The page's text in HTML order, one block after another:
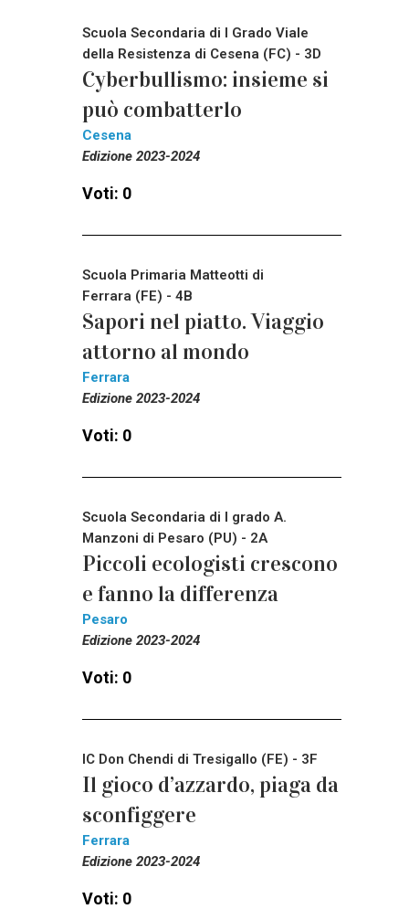
Scuola Secondaria di I Grado Viale
della Resistenza di Cesena (FC) - 3D
Cyberbullismo: insieme si
può combatterlo
Cesena
Edizione 2023-2024
Voti: 0
Scuola Primaria Matteotti di
Ferrara (FE) - 4B
Sapori nel piatto. Viaggio
attorno al mondo
Ferrara
Edizione 2023-2024
Voti: 0
Scuola Secondaria di I grado A.
Manzoni di Pesaro (PU) - 2A
Piccoli ecologisti crescono
e fanno la differenza
Pesaro
Edizione 2023-2024
Voti: 0
IC Don Chendi di Tresigallo (FE) - 3F
Il gioco d’azzardo, piaga da
sconfiggere
Ferrara
Edizione 2023-2024
Voti: 0